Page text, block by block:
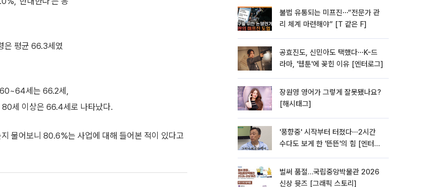
은 평균 66.3세였
세는 66.2세,
세 이상은 66.4세로 나타났다.
물어보니 80.6%는 사업에 대해 들어본 적이 있다고
불법 유통되는 미프진⋯“전문가 관
리 체계 마련해야” [T 같은 F]
공효진도, 신민아도 택했다⋯K-드
라마, '웹툰'에 꽂힌 이유 [엔터로그]
장원영 영어가 그렇게 잘못됐나요?
[해시태그]
'풍향중' 시작부터 터졌다⋯2시간
수다도 보게 한 '뜬뜬'의 힘 [엔터로
벌써 품절…국립중앙박물관 2026
신상 뮷즈 [그래픽 스토리]